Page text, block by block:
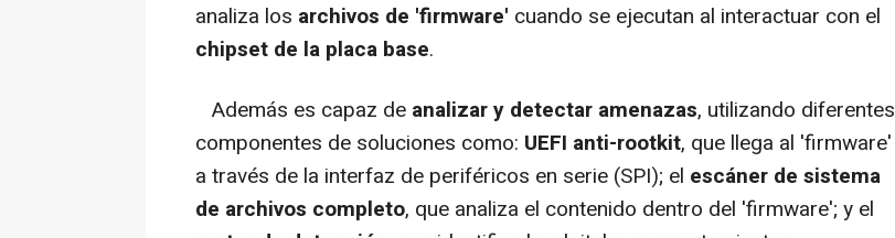
analiza los archivos de 'firmware' cuando se ejecutan al interactuar con el
chipset de la placa base.
Además es capaz de analizar y detectar amenazas, utilizando diferentes
componentes de soluciones como: UEFI anti-rootkit, que llega al 'firmware'
a través de la interfaz de periféricos en serie (SPI); el escáner de sistema
de archivos completo, que analiza el contenido dentro del 'firmware'; y el